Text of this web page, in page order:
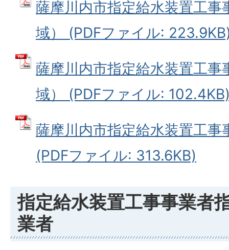
薩摩川内市指定給水装置工事
域） (PDFファイル:
薩摩川内市指定給水装置工事
域） (PDFファイル:
薩摩川内市指定給水装置工事
(PDFファイル: 313.6KB)
指定給水装置工事事業者
業者